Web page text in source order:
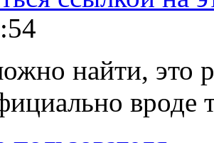
найти, это
вроде